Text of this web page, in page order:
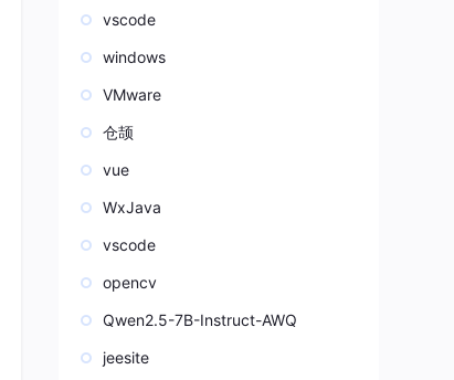
vscode
windows
VMware
仓颉
vue
WxJava
vscode
opencv
Qwen2.5-7B-Instruct-AWQ
jeesite